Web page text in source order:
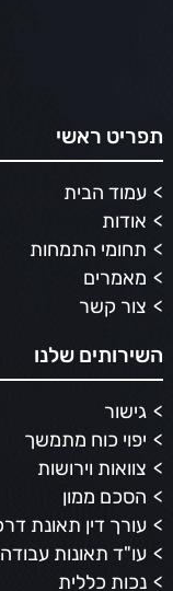
תפריט ראשי
עמוד הבית
אודות
תחומי התמחות
מאמרים
צור קשר
השירותים שלנו
גישור
יפוי כוח מתמשך
צוואות וירושות
הסכם ממון
עורך דין תאונת
עו"ד תאונות עבודה
נכות כללית